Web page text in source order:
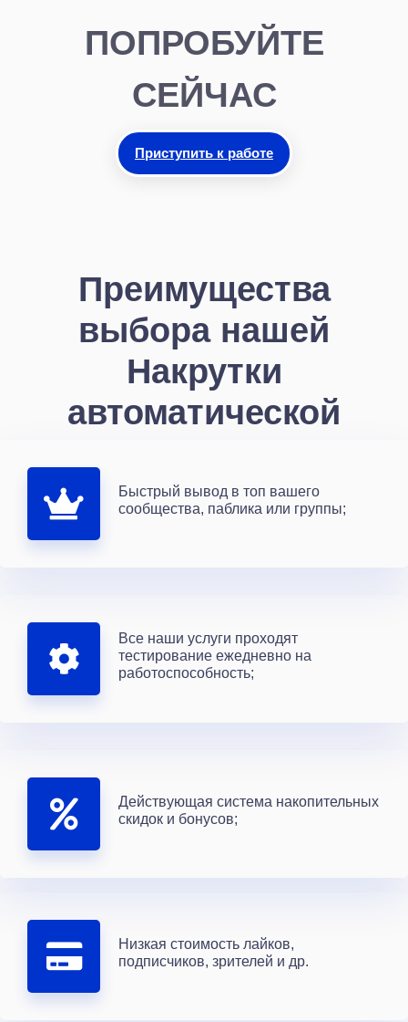
ПОПРОБУЙТЕ
СЕЙЧАС
Приступить к работе
Преимущества
выбора нашей
Накрутки
автоматической
Быстрый вывод в топ вашего
сообщества, паблика или группы;
Все наши услуги проходят
тестирование ежедневно на
работоспособность;
Действующая система накопительных
скидок и бонусов;
Низкая стоимость лайков,
подписчиков, зрителей и др.